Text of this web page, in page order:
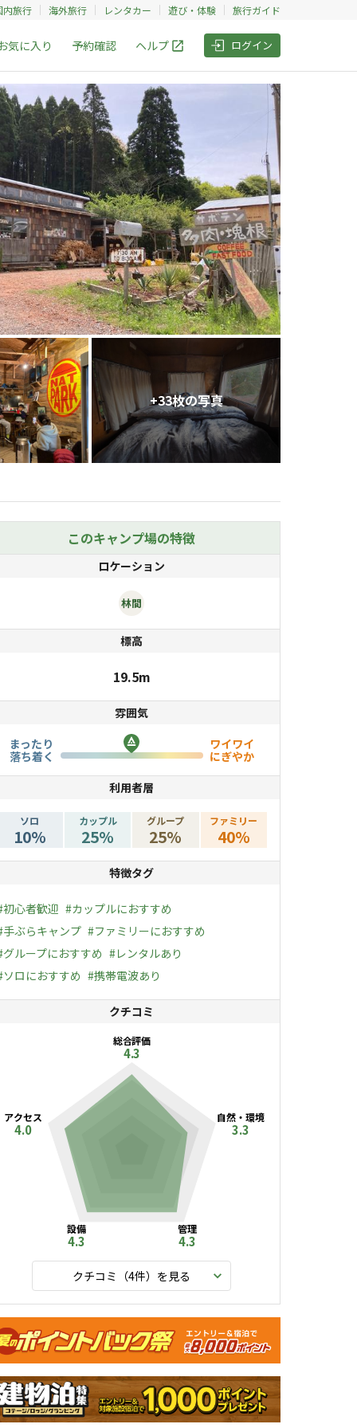
内旅行 海外旅行 レンタカー 遊び・体験 旅行ガイド
気に入り 予約確認 ヘルプ ログイン
+33枚の写真
このキャンプ場の特徴
ロケーション
林間
標高
19.5m
雰囲気
まったり
落ち着く
ワイワイ
にぎやか
利用者層
ソロ
10%
カップル
25%
グループ
25%
ファミリー
40%
特徴タグ
初心者歓迎 #カップルにおすすめ
手ぶらキャンプ #ファミリーにおすすめ
グループにおすすめ #レンタルあり
ソロにおすすめ #携帯電波あり
クチコミ
総合評価
4.3
自然・環境
3.3
管理
4.3
設備
4.3
アクセス
4.0
クチコミ（4件）を見る
ペーン